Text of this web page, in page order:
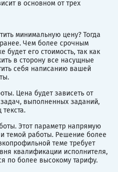
в основном от трех
минимальную цену? Тогда
Чем более срочным
будет его стоимость, так как
в сторону все насущные
себя написанию вашей
Цена будет зависеть от
выполненных заданий,
Этот параметр напрямую
темой работы. Решение более
теме требует
квалификации исполнителя,
по более высокому тарифу.